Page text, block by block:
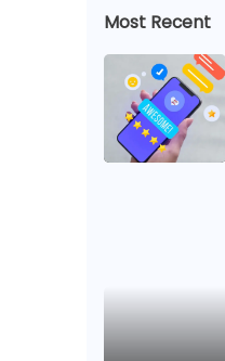
Most Recent